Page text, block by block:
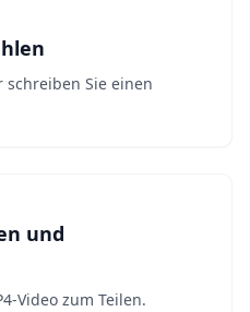
schreiben Sie einen
und
Video zum Teilen.